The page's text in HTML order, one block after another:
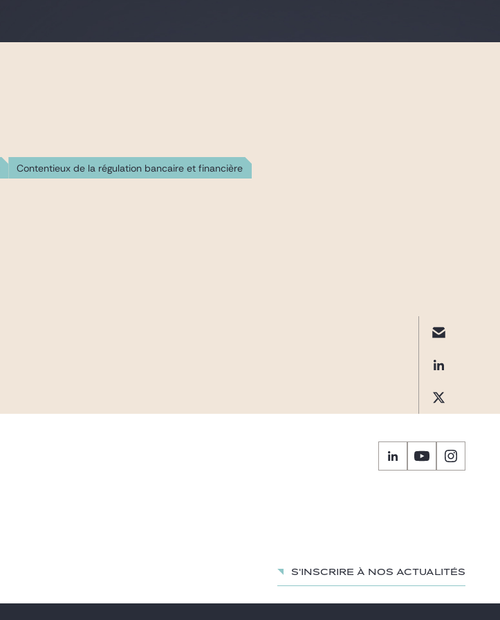
Contentieux de la régulation bancaire et financière
S'inscrire à nos actualités